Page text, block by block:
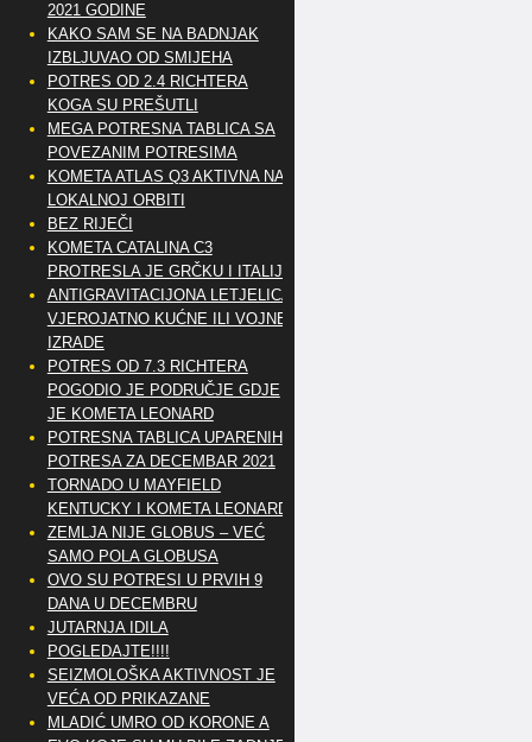
2021 GODINE
KAKO SAM SE NA BADNJAK
IZBLJUVAO OD SMIJEHA
POTRES OD 2.4 RICHTERA
KOGA SU PREŠUTLI
MEGA POTRESNA TABLICA SA
POVEZANIM POTRESIMA
KOMETA ATLAS Q3 AKTIVNA NA
LOKALNOJ ORBITI
BEZ RIJEČI
KOMETA CATALINA C3
PROTRESLA JE GRČKU I ITALIJU
ANTIGRAVITACIJONA LETJELICA
VJEROJATNO KUĆNE ILI VOJNE
IZRADE
POTRES OD 7.3 RICHTERA
POGODIO JE PODRUČJE GDJE
JE KOMETA LEONARD
POTRESNA TABLICA UPARENIH
POTRESA ZA DECEMBAR 2021
TORNADO U MAYFIELD
KENTUCKY I KOMETA LEONARD
ZEMLJA NIJE GLOBUS – VEĆ
SAMO POLA GLOBUSA
OVO SU POTRESI U PRVIH 9
DANA U DECEMBRU
JUTARNJA IDILA
POGLEDAJTE!!!!
SEIZMOLOŠKA AKTIVNOST JE
VEĆA OD PRIKAZANE
MLADIĆ UMRO OD KORONE A